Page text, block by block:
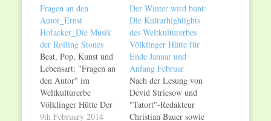
Fragen an den
Autor_Ernst
Hofacker_Die Musik
der Rolling Stones
Beat, Pop, Kunst und
Lebensart: "Fragen an
den Autor" im
Weltkulturerbe
Völklinger Hütte Der
Musikjournalist Ernst
9th February 2014
Der Winter wird bunt:
Die Kulturhighlights
des Weltkulturerbes
Völklinger Hütte für
Ende Januar und
Anfang Februar
Nach der Lesung von
Devid Striesow und
"Tatort"-Redakteur
Christian Bauer sowie